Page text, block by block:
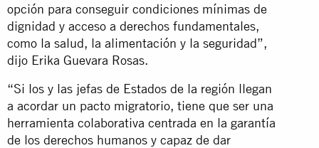
opción para conseguir condiciones mínimas de
dignidad y acceso a derechos fundamentales,
como la salud, la alimentación y la seguridad”,
dijo Erika Guevara Rosas.
“Si los y las jefas de Estados de la región llegan
a acordar un pacto migratorio, tiene que ser una
herramienta colaborativa centrada en la garantía
de los derechos humanos y capaz de dar